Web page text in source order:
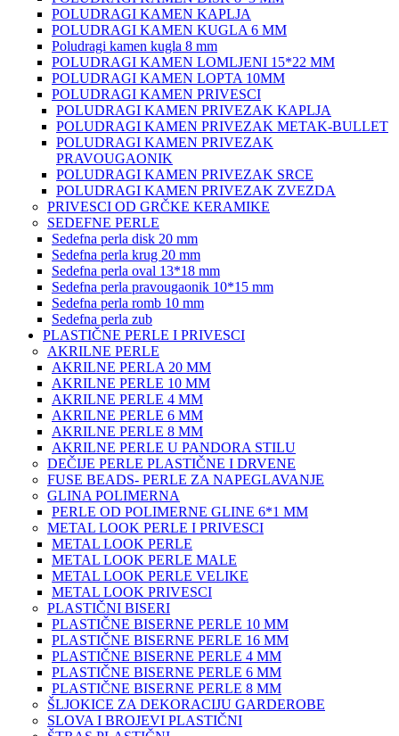
POLUDRAGI KAMEN KAPLJA
POLUDRAGI KAMEN KUGLA 6 MM
Poludragi kamen kugla 8 mm
POLUDRAGI KAMEN LOMLJENI 15*22 MM
POLUDRAGI KAMEN LOPTA 10MM
POLUDRAGI KAMEN PRIVESCI
POLUDRAGI KAMEN PRIVEZAK KAPLJA
POLUDRAGI KAMEN PRIVEZAK METAK-BULLET
POLUDRAGI KAMEN PRIVEZAK
PRAVOUGAONIK
POLUDRAGI KAMEN PRIVEZAK SRCE
POLUDRAGI KAMEN PRIVEZAK ZVEZDA
PRIVESCI OD GRČKE KERAMIKE
SEDEFNE PERLE
Sedefna perla disk 20 mm
Sedefna perla krug 20 mm
Sedefna perla oval 13*18 mm
Sedefna perla pravougaonik 10*15 mm
Sedefna perla romb 10 mm
Sedefna perla zub
PLASTIČNE PERLE I PRIVESCI
AKRILNE PERLE
AKRILNE PERLA 20 MM
AKRILNE PERLE 10 MM
AKRILNE PERLE 4 MM
AKRILNE PERLE 6 MM
AKRILNE PERLE 8 MM
AKRILNE PERLE U PANDORA STILU
DEČIJE PERLE PLASTIČNE I DRVENE
FUSE BEADS- PERLE ZA NAPEGLAVANJE
GLINA POLIMERNA
PERLE OD POLIMERNE GLINE 6*1 MM
METAL LOOK PERLE I PRIVESCI
METAL LOOK PERLE
METAL LOOK PERLE MALE
METAL LOOK PERLE VELIKE
METAL LOOK PRIVESCI
PLASTIČNI BISERI
PLASTIČNE BISERNE PERLE 10 MM
PLASTIČNE BISERNE PERLE 16 MM
PLASTIČNE BISERNE PERLE 4 MM
PLASTIČNE BISERNE PERLE 6 MM
PLASTIČNE BISERNE PERLE 8 MM
ŠLJOKICE ZA DEKORACIJU GARDEROBE
SLOVA I BROJEVI PLASTIČNI